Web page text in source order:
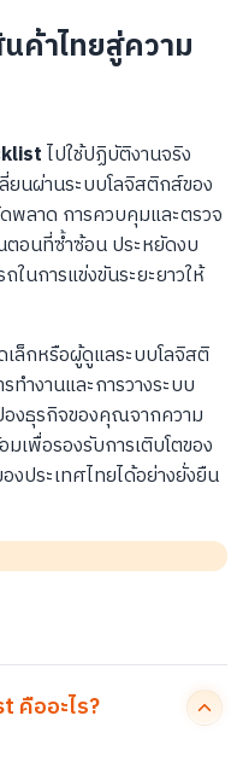
ค้าไทยสู่ความ
ไปใช้ปฏิบัติงานจริง
ยนผ่านระบบโลจิสติกส์ของ
พลาด การควบคุมและตรวจ
ตอนที่ซ้ำซ้อน ประหยัดงบ
ในการแข่งขันระยะยาวให้
ล็กหรือผู้ดูแลระบบโลจิสติ
ำงานและการวางระบบ
งธุรกิจของคุณจากความ
เพื่อรองรับการเติบโตของ
ประเทศไทยได้อย่างยั่งยืน
คืออะไร?